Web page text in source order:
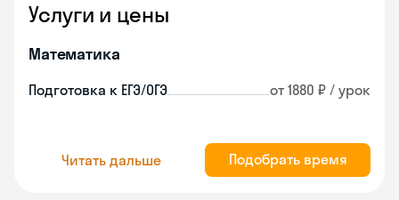
Услуги и цены
Математика
Подготовка к ЕГЭ/ОГЭ от 1880 ₽ / урок
Читать дальше Подобрать время